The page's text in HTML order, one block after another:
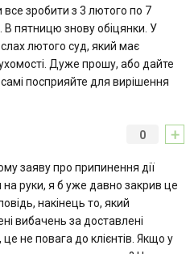
все зробити з 3 лютого по 7
В пятницю знову обіцянки. У
лютого суд, який має
Дуже прошу, або дайте
посприяйте для вирішення
+
0
заяву про припинення дії
руки, я б уже давно закрив це
накінець то, який
вибачень за доставлені
не повага до клієнтів. Якщо у